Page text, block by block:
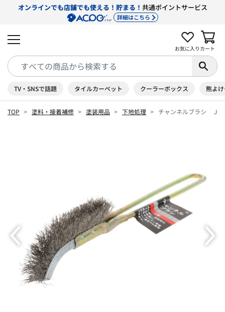
オンラインでも店舗でも使える！貯まる！ 共通ポイントサービス
詳細はこちら
お気に入り カート
TV・SNSで話題 タイルカーペット クーラーボックス 熊よ
TOP 塗料・接着補修 塗装用品 下地処理 チャンネルブラシ Ｊ